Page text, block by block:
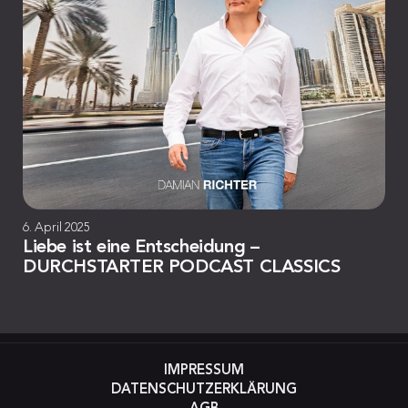
6. April 2025
Liebe ist eine Entscheidung –
DURCHSTARTER PODCAST CLASSICS
IMPRESSUM
DATENSCHUTZERKLÄRUNG